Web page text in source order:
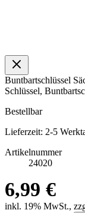
Buntbartschlüssel
Schlüssel,
Bestellbar
Lieferzeit: 2-5
Artikelnummer
24020
6,99 €
inkl. 19% MwSt.,